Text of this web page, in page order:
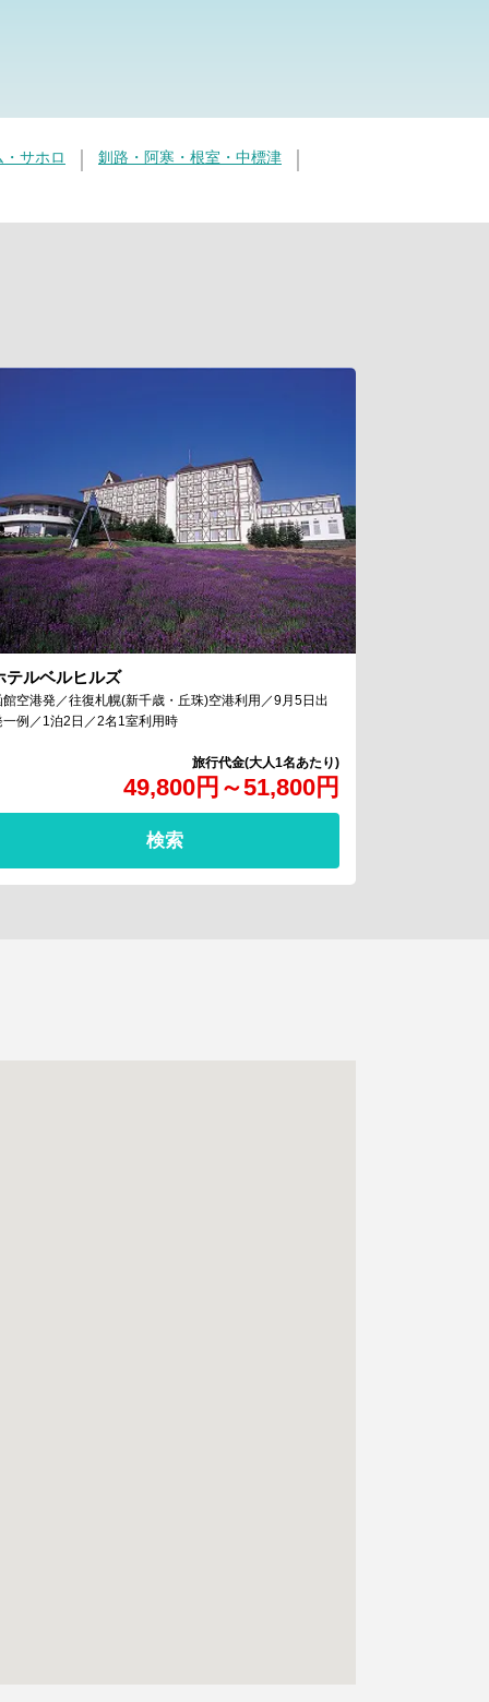
サホロ 釧路・阿寒・根室・中標津
テルベルヒルズ
49,800円 ～51,800円
館空港発／往復札幌(新千歳・丘珠)空港利用／9月5日出
一例／1泊2日／2名1室利用時
検索